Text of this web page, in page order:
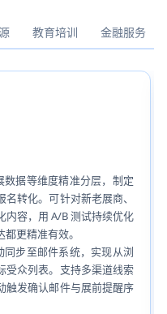
教育培训 金融服务
据等维度精准分层，制定
转化。可针对新老展商、
内容，用 A/B 测试持续优化
更精准有效。
步至邮件系统，实现从浏
受众列表。支持多渠道线索
触发确认邮件与展前提醒序